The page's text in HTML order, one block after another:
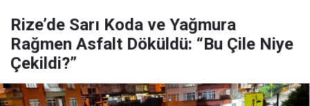
Rize’de Sarı Koda ve Yağmura
Rağmen Asfalt Döküldü: “Bu Çile Niye
Çekildi?”